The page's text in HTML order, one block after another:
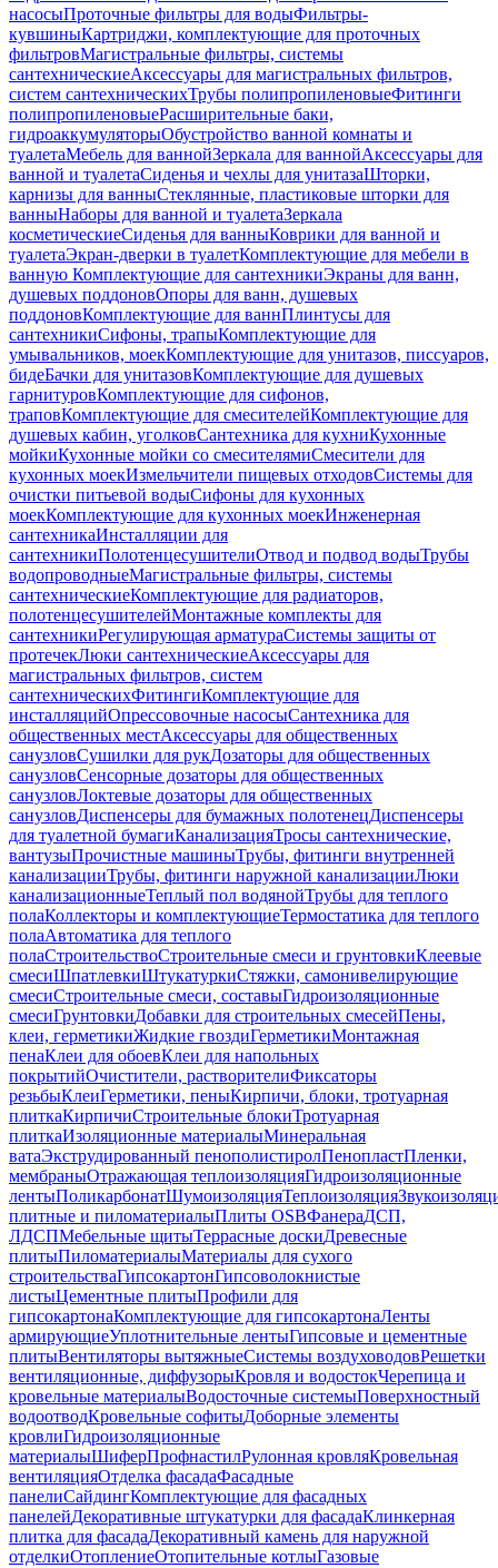
насосыПроточные фильтры для водыФильтры-
кувшиныКартриджи, комплектующие для проточных
фильтровМагистральные фильтры, системы
сантехническиеАксессуары для магистральных фильтров,
систем сантехническихТрубы полипропиленовыеФитинги
полипропиленовыеРасширительные баки,
гидроаккумуляторыОбустройство ванной комнаты и
туалетаМебель для ваннойЗеркала для ваннойАксессуары для
ванной и туалетаСиденья и чехлы для унитазаШторки,
карнизы для ванныСтеклянные, пластиковые шторки для
ванныНаборы для ванной и туалетаЗеркала
косметическиеСиденья для ванныКоврики для ванной и
туалетаЭкран-дверки в туалетКомплектующие для мебели в
ванную Комплектующие для сантехникиЭкраны для ванн,
душевых поддоновОпоры для ванн, душевых
поддоновКомплектующие для ваннПлинтусы для
сантехникиСифоны, трапыКомплектующие для
умывальников, моекКомплектующие для унитазов, писсуаров,
бидеБачки для унитазовКомплектующие для душевых
гарнитуровКомплектующие для сифонов,
траповКомплектующие для смесителейКомплектующие для
душевых кабин, уголковСантехника для кухниКухонные
мойкиКухонные мойки со смесителямиСмесители для
кухонных моекИзмельчители пищевых отходовСистемы для
очистки питьевой водыСифоны для кухонных
моекКомплектующие для кухонных моекИнженерная
сантехникаИнсталляции для
сантехникиПолотенцесушителиОтвод и подвод водыТрубы
водопроводныеМагистральные фильтры, системы
сантехническиеКомплектующие для радиаторов,
полотенцесушителейМонтажные комплекты для
сантехникиРегулирующая арматураСистемы защиты от
протечекЛюки сантехническиеАксессуары для
магистральных фильтров, систем
сантехническихФитингиКомплектующие для
инсталляцийОпрессовочные насосыСантехника для
общественных местАксессуары для общественных
санузловСушилки для рукДозаторы для общественных
санузловСенсорные дозаторы для общественных
санузловЛоктевые дозаторы для общественных
санузловДиспенсеры для бумажных полотенецДиспенсеры
для туалетной бумагиКанализацияТросы сантехнические,
вантузыПрочистные машиныТрубы, фитинги внутренней
канализацииТрубы, фитинги наружной канализацииЛюки
канализационныеТеплый пол водянойТрубы для теплого
полаКоллекторы и комплектующиеТермостатика для теплого
полаАвтоматика для теплого
полаСтроительствоСтроительные смеси и грунтовкиКлеевые
смесиШпатлевкиШтукатуркиСтяжки, самонивелирующие
смесиСтроительные смеси, составыГидроизоляционные
смесиГрунтовкиДобавки для строительных смесейПены,
клеи, герметикиЖидкие гвоздиГерметикиМонтажная
пенаКлеи для обоевКлеи для напольных
покрытийОчистители, растворителиФиксаторы
резьбыКлеиГерметики, пеныКирпичи, блоки, тротуарная
плиткаКирпичиСтроительные блокиТротуарная
плиткаИзоляционные материалыМинеральная
ватаЭкструдированный пенополистиролПенопластПленки,
мембраныОтражающая теплоизоляцияГидроизоляционные
лентыПоликарбонатШумоизоляцияТеплоизоляция
плитные и пиломатериалыПлиты OSBФанераДСП,
ЛДСПМебельные щитыТеррасные доскиДревесные
плитыПиломатериалыМатериалы для сухого
строительстваГипсокартонГипсоволокнистые
листыЦементные плитыПрофили для
гипсокартонаКомплектующие для гипсокартонаЛенты
армирующиеУплотнительные лентыГипсовые и цементные
плитыВентиляторы вытяжныеСистемы воздуховодовРешетки
вентиляционные, диффузорыКровля и водостокЧерепица и
кровельные материалыВодосточные системыПоверхностный
водоотводКровельные софитыДоборные элементы
кровлиГидроизоляционные
материалыШиферПрофнастилРулонная кровляКровельная
вентиляцияОтделка фасадаФасадные
панелиСайдингКомплектующие для фасадных
панелейДекоративные штукатурки для фасадаКлинкерная
плитка для фасадаДекоративный камень для наружной
отделкиОтоплениеОтопительные котлыГазовые